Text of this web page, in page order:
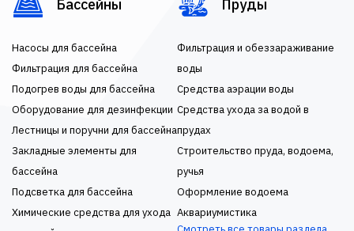
Бассейны
Насосы для бассейна
Фильтрация для бассейна
Подогрев воды для бассейна
Оборудование для дезинфекции
Лестницы и поручни для бассейна
Закладные элементы для
бассейна
Подсветка для бассейна
Химические средства для ухода
Пруды
Фильтрация и обеззараживание
воды
Средства аэрации воды
Средства ухода за водой в
прудах
Строительство пруда, водоема,
ручья
Оформление водоема
Аквариумистика